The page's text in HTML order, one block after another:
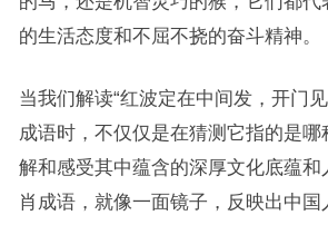
的生活态度和不屈不挠的奋斗精神。
当我们解读“红波定在中间发，开门
成语时，不仅仅是在猜测它指的是哪
解和感受其中蕴含的深厚文化底蕴和
肖成语，就像一面镜子，反映出中国